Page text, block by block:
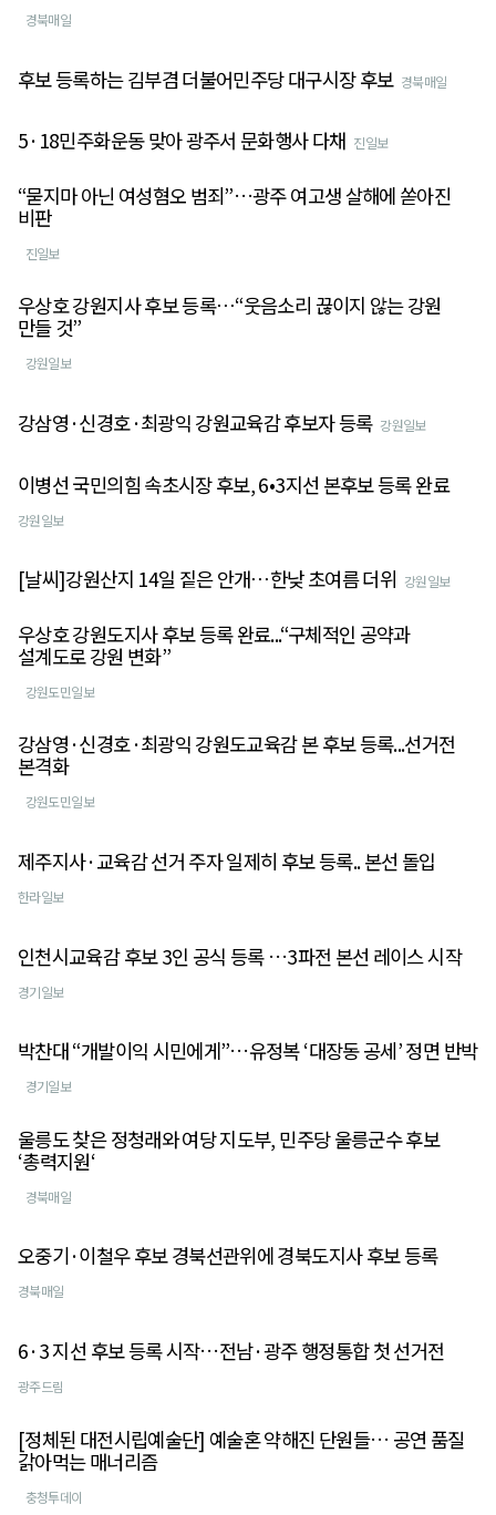
경북매일
후보 등록하는 김부겸 더불어민주당 대구시장 후보 경북매일
5·18민주화운동 맞아 광주서 문화행사 다채 진일보
“묻지마 아닌 여성혐오 범죄”…광주 여고생 살해에 쏟아진
비판
진일보
우상호 강원지사 후보 등록⋯“웃음소리 끊이지 않는 강원
만들 것”
강원일보
강삼영·신경호·최광익 강원교육감 후보자 등록 강원일보
이병선 국민의힘 속초시장 후보, 6•3지선 본후보 등록 완료
강원일보
[날씨]강원산지 14일 짙은 안개⋯한낮 초여름 더위 강원일보
우상호 강원도지사 후보 등록 완료...“구체적인 공약과
설계도로 강원 변화”
강원도민일보
강삼영·신경호·최광익 강원도교육감 본 후보 등록...선거전
본격화
강원도민일보
제주지사·교육감 선거 주자 일제히 후보 등록.. 본선 돌입
한라일보
인천시교육감 후보 3인 공식 등록 …3파전 본선 레이스 시작
경기일보
박찬대 “개발이익 시민에게”…유정복 ‘대장동 공세’ 정면 반박
경기일보
울릉도 찾은 정청래와 여당 지도부, 민주당 울릉군수 후보
‘총력지원‘
경북매일
오중기·이철우 후보 경북선관위에 경북도지사 후보 등록
경북매일
6·3 지선 후보 등록 시작…전남·광주 행정통합 첫 선거전
광주드림
[정체된 대전시립예술단] 예술혼 약해진 단원들… 공연 품질
갉아먹는 매너리즘
충청투데이